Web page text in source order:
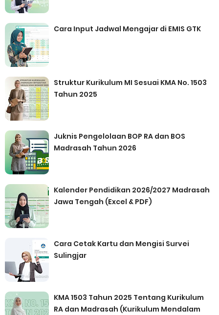
Cara Input Jadwal Mengajar di EMIS GTK
Struktur Kurikulum MI Sesuai KMA No. 1503
Tahun 2025
Juknis Pengelolaan BOP RA dan BOS
Madrasah Tahun 2026
Kalender Pendidikan 2026/2027 Madrasah
Jawa Tengah (Excel & PDF)
Cara Cetak Kartu dan Mengisi Survei
Sulingjar
KMA 1503 Tahun 2025 Tentang Kurikulum
RA dan Madrasah (Kurikulum Mendalam